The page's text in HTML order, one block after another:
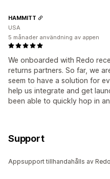
We onboarded with Redo
returns partners. So far, we
seem to have a solution for
help us integrate and get
been able to quickly hop in
HAMMITT
USA
5 månader användning av appen
Support
Appsupport tillhandahålls av